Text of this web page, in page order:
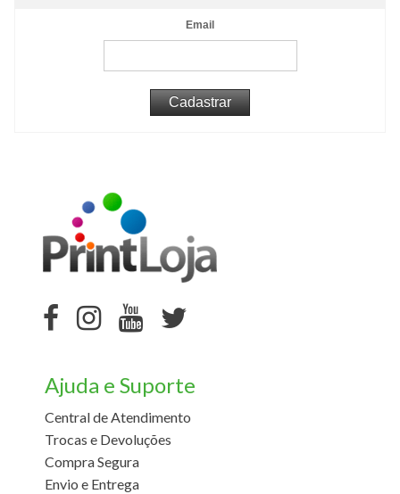
Email
Ajuda e Suporte
Central de Atendimento
Trocas e Devoluções
Compra Segura
Envio e Entrega